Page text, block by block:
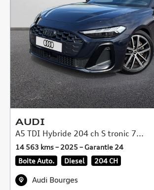
AUDI
A5 TDI Hybride 204 ch S tronic 7...
14 563 kms – 2025 – Garantie 24
Boite Auto.
Diesel 204 CH
Audi Bourges